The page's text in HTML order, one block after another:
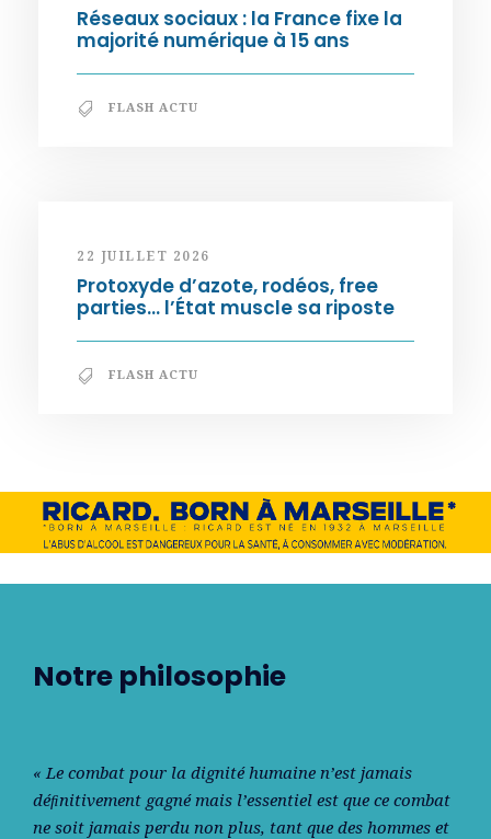
Réseaux sociaux : la France fixe la
majorité numérique à 15 ans
FLASH ACTU
22 JUILLET 2026
Protoxyde d’azote, rodéos, free
parties… l’État muscle sa riposte
FLASH ACTU
Notre philosophie
« Le combat pour la dignité humaine n’est jamais
déﬁnitivement gagné mais l’essentiel est que ce combat
ne soit jamais perdu non plus, tant que des hommes et